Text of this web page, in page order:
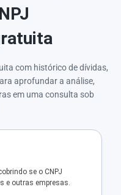
com histórico de dívidas,
aprofundar a análise,
em uma consulta sob
se o CNPJ
e outras empresas.